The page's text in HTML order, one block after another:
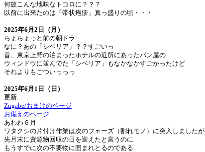
何故こんな地味なトコロに？？？
以前に出来たのは「帯状疱疹」真っ盛りの頃・・・
2025年6月2日（月）
ちょちょっと前の朝ドラ
なに？あの「シベリア」？？すごいっ
昔、東京上野の泊まったホテルの近所にあったパン屋の
ウィンドウに並んでた「シベリア」もなかなかすごかったけど
それよりもごついっっっ
2025年6月1日（日）
更新
Zugabe/おまけのページ
お備えのページ
あわわ６月
ワタクシの片付け作業は次のフェーズ（割れモノ）に突入しましたが
先月末に資源物回収の日を迎えたと言うのに
もうすでに次の不要物に囲まれとるのである